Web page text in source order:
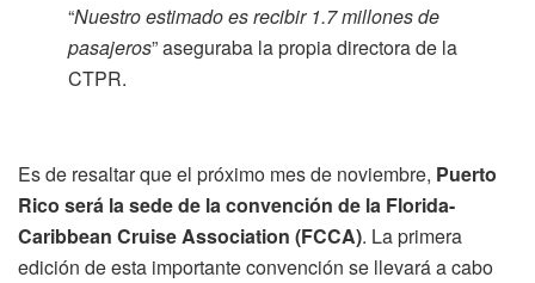
“Nuestro estimado es recibir 1.7 millones de
pasajeros” aseguraba la propia directora de la
CTPR.
Es de resaltar que el próximo mes de noviembre, Puerto
Rico será la sede de la convención de la Florida-
Caribbean Cruise Association (FCCA). La primera
edición de esta importante convención se llevará a cabo